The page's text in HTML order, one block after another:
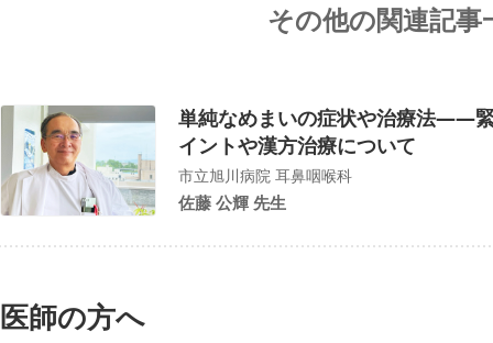
その他の関連記事
単純なめまいの症状や治療法――
イントや漢方治療について
市立旭川病院 耳鼻咽喉科
佐藤 公輝 先生
医師の方へ